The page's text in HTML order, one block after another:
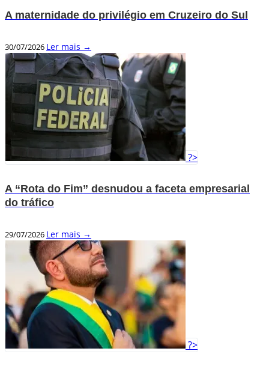
A maternidade do privilégio em Cruzeiro do Sul
30/07/2026 Ler mais →
?>
A “Rota do Fim” desnudou a faceta empresarial
do tráfico
29/07/2026 Ler mais →
?>